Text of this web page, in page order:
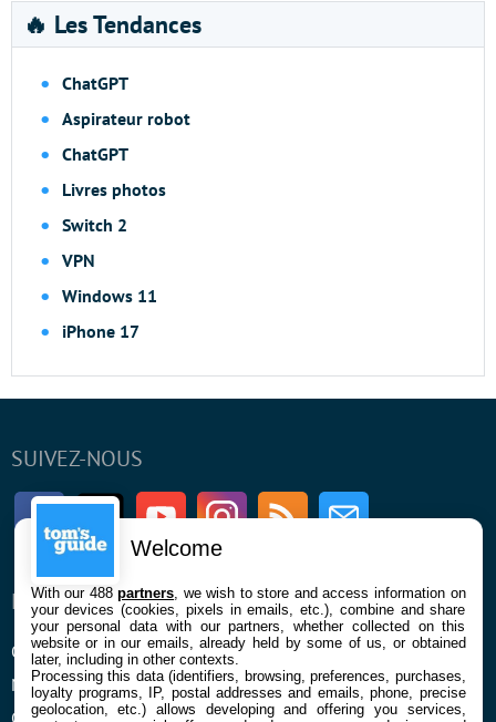
🔥 Les Tendances
ChatGPT
Aspirateur robot
ChatGPT
Livres photos
Switch 2
VPN
Windows 11
iPhone 17
SUIVEZ-NOUS
FacebookTwitter Youtube InstagramRSS Newsletter
ENTREPRISE
Qui sommes nous
Mentions légales et CGU
Confidentialité et Cookies
À PROPOS
La rédaction
Contact
Welcome
With our 488partners , we wish to store and access information on
your devices (cookies, pixels in emails, etc.), combine and share
your personal data with our partners, whether collected on this
website or in our emails, already held by some of us, or obtained
later, including in other contexts.
Processing this data (identifiers, browsing, preferences, purchases,
loyalty programs, IP, postal addresses and emails, phone, precise
geolocation, etc.) allows developing and offering you services,